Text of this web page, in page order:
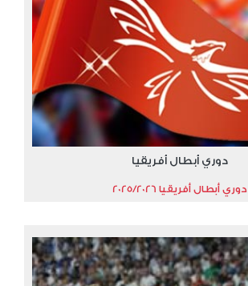
دوري أبطال أفريقيا
دوري أبطال أفريقيا 2025/2026